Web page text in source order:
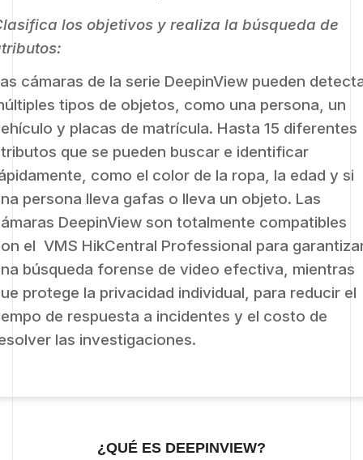
los objetivos y realiza la búsqueda de
cámaras de la serie DeepinView pueden
tipos de objetos, como una persona, un
y placas de matrícula. Hasta 15 diferentes
que se pueden buscar e identificar
como el color de la ropa, la edad y si
persona lleva gafas o lleva un objeto. Las
DeepinView son totalmente compatibles
el VMS HikCentral Professional para
búsqueda forense de video efectiva, mientras
protege la privacidad individual, para reducir el
de respuesta a incidentes y el costo de
las investigaciones.
¿QUÉ ES DEEPINVIEW?